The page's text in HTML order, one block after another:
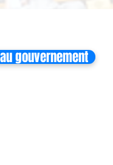
gouvernement